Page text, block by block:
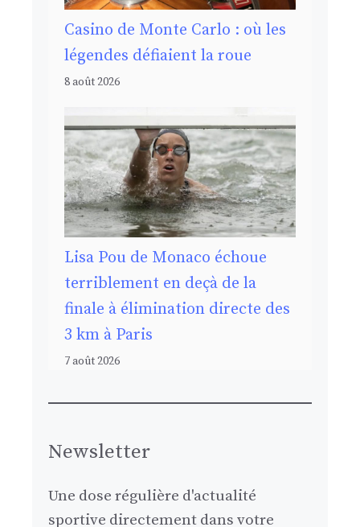
Casino de Monte Carlo : où les
légendes défiaient la roue
8 août 2026
Lisa Pou de Monaco échoue
terriblement en deçà de la
finale à élimination directe des
3 km à Paris
7 août 2026
Newsletter
Une dose régulière d'actualité
sportive directement dans votre